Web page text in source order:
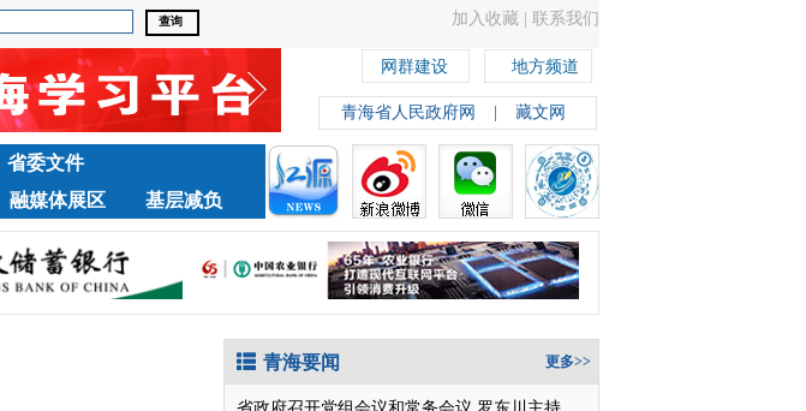
加入收藏 联系我们
网群建设 地方频道
青海省人民政府网 藏文网
省委文件
融媒体展区 基层减负
青海要闻 更多>>